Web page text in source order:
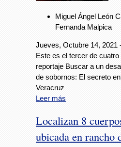
Miguel Ángel León
Fernanda Malpica
Jueves, Octubre 14, 2021
Este es el tercer de
reportaje Buscar a un
de sobornos: El secreto
Veracruz
Leer más
Localizan 8
ubicada en rancho